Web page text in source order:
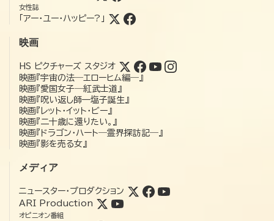
女性誌
「アー・ユー・ハッピー?」
映画
HS ピクチャーズ スタジオ
映画『宇宙の法―エローヒム編―』
映画『愛国女子―紅武士道』
映画『呪い返し師—塩子誕生』
映画『レット・イット・ビー』
映画『二十歳に還りたい。』
映画『ドラゴン・ハート―霊界探訪記―』
映画『影を売る女』
メディア
ニュースター・プロダクション
ARI Production
オピニオン番組